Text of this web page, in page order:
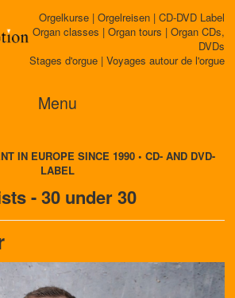
Orgelkurse | Orgelreisen | CD-DVD Label
Organ classes | Organ tours | Organ CDs,
DVDs
Stages d'orgue | Voyages autour de l'orgue
Menu
IN EUROPE SINCE 1990 • CD- AND DVD-
LABEL
- 30 under 30